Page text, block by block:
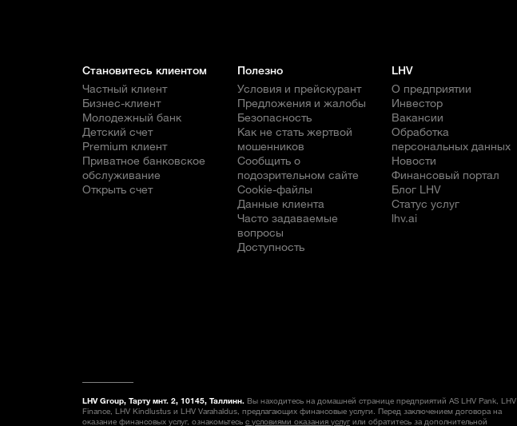
Становитесь клиентом
Частный клиент
Бизнес-клиент
Молодежный банк
Детский счет
Premium клиент
Приватное банковское
обслуживание
Открыть счет
Полезно
Условия и прейскурант
Предложения и жалобы
Безопасность
Как не стать жертвой
мошенников
Сообщить о
подозрительном сайте
Cookie-файлы
Данные клиента
Часто задаваемые
вопросы
Доступность
LHV
О предприятии
Инвестор
Вакансии
Обработка
персональных данных
Новости
Финансовый портал
Блог LHV
Статус услуг
lhv.ai
LHV Group, Тарту мнт. 2, 10145, Таллинн. Вы находитесь на домашней странице предприятий AS LHV Pank, LHV
Finance, LHV Kindlustus и LHV Varahaldus, предлагающих финансовые услуги. Перед заключением договора на
оказание финансовых услуг, ознакомьтесь с условиями оказания услуг или обратитесь за дополнительной